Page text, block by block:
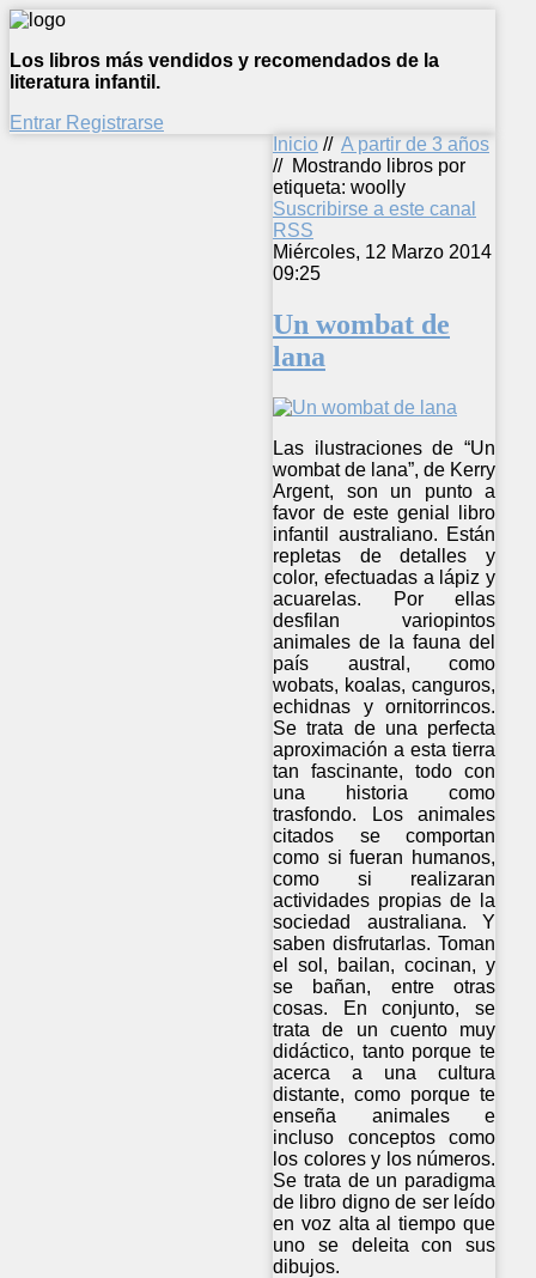
Los libros más vendidos y recomendados de la
literatura infantil.
Entrar Registrarse
Inicio // A partir de 3 años
// Mostrando libros por
etiqueta: woolly
Suscribirse a este canal
RSS
Miércoles, 12 Marzo 2014
09:25
Un wombat de
lana
Las ilustraciones de “Un
wombat de lana”, de Kerry
Argent, son un punto a
favor de este genial libro
infantil australiano. Están
repletas de detalles y
color, efectuadas a lápiz y
acuarelas. Por ellas
desfilan variopintos
animales de la fauna del
país austral, como
wobats, koalas, canguros,
echidnas y ornitorrincos.
Se trata de una perfecta
aproximación a esta tierra
tan fascinante, todo con
una historia como
trasfondo. Los animales
citados se comportan
como si fueran humanos,
como si realizaran
actividades propias de la
sociedad australiana. Y
saben disfrutarlas. Toman
el sol, bailan, cocinan, y
se bañan, entre otras
cosas. En conjunto, se
trata de un cuento muy
didáctico, tanto porque te
acerca a una cultura
distante, como porque te
enseña animales e
incluso conceptos como
los colores y los números.
Se trata de un paradigma
de libro digno de ser leído
en voz alta al tiempo que
uno se deleita con sus
dibujos.